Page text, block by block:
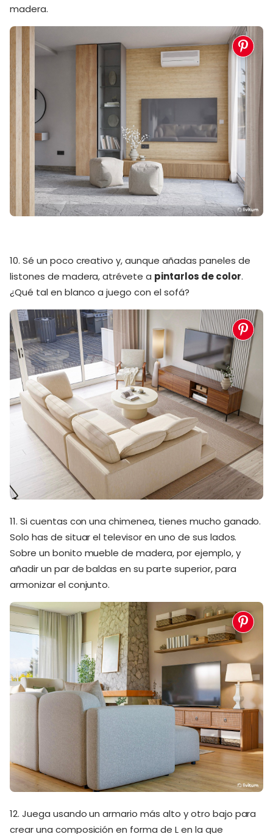
madera.
10. Sé un poco creativo y, aunque añadas paneles de
listones de madera, atrévete a pintarlos de color.
¿Qué tal en blanco a juego con el sofá?
11. Si cuentas con una chimenea, tienes mucho ganado.
Solo has de situar el televisor en uno de sus lados.
Sobre un bonito mueble de madera, por ejemplo, y
añadir un par de baldas en su parte superior, para
armonizar el conjunto.
12. Juega usando un armario más alto y otro bajo para
crear una composición en forma de L en la que